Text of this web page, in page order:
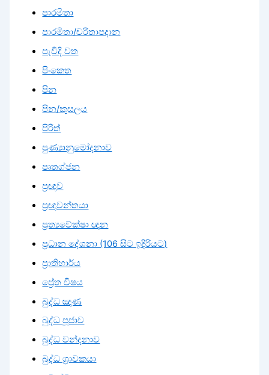
පාරමිතා
පාරමිතා/චරිතාපදාන
පැවිදි වත
පිංකෙත
පින
පින/කුසලය
පිරිත්
පුණ්‍යානුමෝදනාව
පෘතග්ජන
ප්‍රඥාව
ප්‍රඥාවන්තයා
ප්‍රත්‍යවේක්ෂා ඥාන
ප්‍රධාන දේශනා (106 සිට ඉදිරියට)
ප්‍රාතිහාර්ය
ප්‍රේත විෂය
බුද්ධ ඤාණ
බුද්ධ පූජාව
බුද්ධ වන්දනාව
බුද්ධ ශ්‍රාවකයා